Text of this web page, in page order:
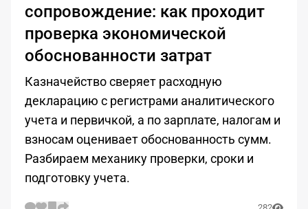
сопровождение: как проходит
проверка экономической
обоснованности затрат
Казначейство сверяет расходную
декларацию с регистрами аналитического
учета и первичкой, а по зарплате, налогам и
взносам оценивает обоснованность сумм.
Разбираем механику проверки, сроки и
подготовку учета.